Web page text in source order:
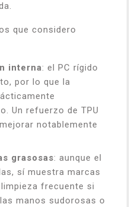
que considero
interna: el PC rígido
por lo que la
Un refuerzo de TPU
notablemente
grasosas: aunque el
sí muestra marcas
frecuente si
manos sudorosas o